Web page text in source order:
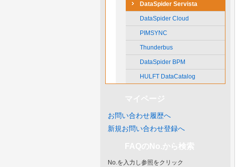
DataSpider Servista
DataSpider Cloud
PIMSYNC
Thunderbus
DataSpider BPM
HULFT DataCatalog
お問い合わせ履歴へ
新規お問い合わせ登録へ
No.を入力し参照をクリック